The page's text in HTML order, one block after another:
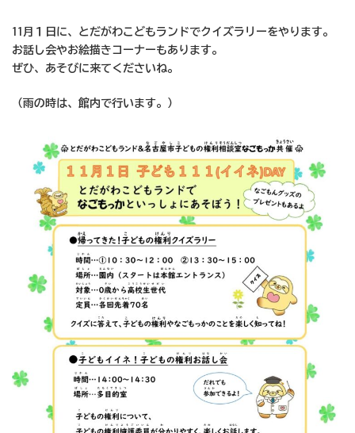
11月１日に、とだがわこどもランドでクイズラリーをやります。
お話し会やお絵描きコーナーもあります。
ぜひ、あそびに来てくださいね。
（雨の時は、館内で行います。）